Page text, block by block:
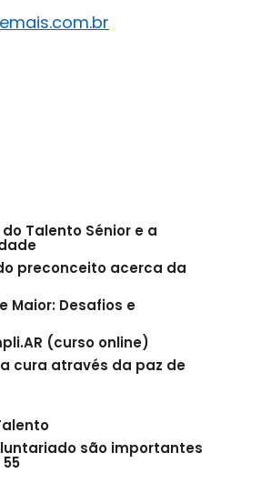
Talento Sénior e a
preconceito acerca da
Maior: Desafios e
(curso online)
cura através da paz de
são importantes